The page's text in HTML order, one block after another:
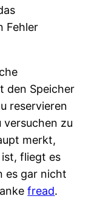
Fehler
den Speicher
reservieren
zu
merkt,
fliegt es
es gar nicht
fread.